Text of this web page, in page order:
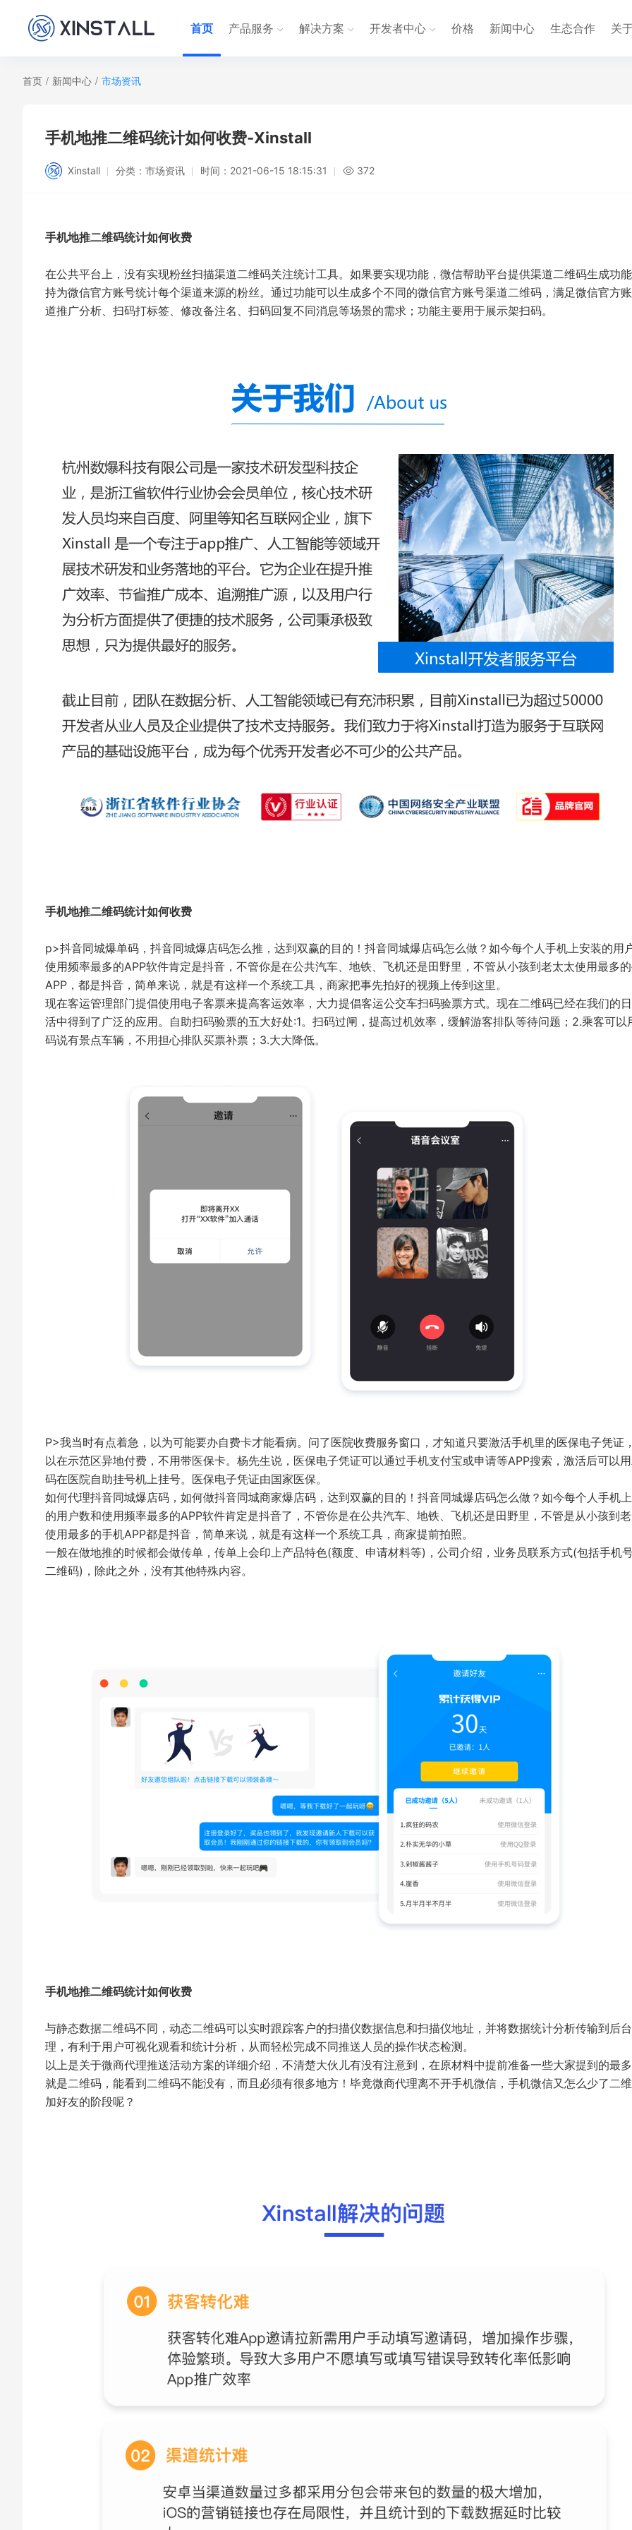
首页 产品服务 解决方案 开发者中心 价格 新闻中心 生态合作 关
首页 / 新闻中心 / 市场资讯
手机地推二维码统计如何收费-Xinstall
Xinstall 分类： 市场资讯 时间： 2021-06-15 18:15:31 372
手机地推二维码统计如何收费
在公共平台上，没有实现粉丝扫描渠道二维码关注统计工具。如果要实现功能，微信帮助平台提供渠道二维码生成功
持为微信官方账号统计每个渠道来源的粉丝。通过功能可以生成多个不同的微信官方账号渠道二维码，满足微信官方
道推广分析、扫码打标签、修改备注名、扫码回复不同消息等场景的需求；功能主要用于展示架扫码。
手机地推二维码统计如何收费
p>抖音同城爆单码，抖音同城爆店码怎么推，达到双赢的目的！抖音同城爆店码怎么做？如今每个人手机上安装的用
使用频率最多的APP软件肯定是抖音，不管你是在公共汽车、地铁、飞机还是田野里，不管从小孩到老太太使用最多
APP，都是抖音，简单来说，就是有这样一个系统工具，商家把事先拍好的视频上传到这里。
现在客运管理部门提倡使用电子客票来提高客运效率，大力提倡客运公交车扫码验票方式。现在二维码已经在我们的
活中得到了广泛的应用。自助扫码验票的五大好处:1。扫码过闸，提高过机效率，缓解游客排队等待问题；2.乘客可以
码说有景点车辆，不用担心排队买票补票；3.大大降低。
P>我当时有点着急，以为可能要办自费卡才能看病。问了医院收费服务窗口，才知道只要激活手机里的医保电子凭证
以在示范区异地付费，不用带医保卡。杨先生说，医保电子凭证可以通过手机支付宝或申请等APP搜索，激活后可以
码在医院自助挂号机上挂号。医保电子凭证由国家医保。
如何代理抖音同城爆店码，如何做抖音同城商家爆店码，达到双赢的目的！抖音同城爆店码怎么做？如今每个人手机
的用户数和使用频率最多的APP软件肯定是抖音了，不管你是在公共汽车、地铁、飞机还是田野里，不管是从小孩到
使用最多的手机APP都是抖音，简单来说，就是有这样一个系统工具，商家提前拍照。
一般在做地推的时候都会做传单，传单上会印上产品特色(额度、申请材料等)，公司介绍，业务员联系方式(包括手机
二维码)，除此之外，没有其他特殊内容。
手机地推二维码统计如何收费
与静态数据二维码不同，动态二维码可以实时跟踪客户的扫描仪数据信息和扫描仪地址，并将数据统计分析传输到后
理，有利于用户可视化观看和统计分析，从而轻松完成不同推送人员的操作状态检测。
以上是关于微商代理推送活动方案的详细介绍，不清楚大伙儿有没有注意到，在原材料中提前准备一些大家提到的最
就是二维码，能看到二维码不能没有，而且必须有很多地方！毕竟微商代理离不开手机微信，手机微信又怎么少了二
加好友的阶段呢？